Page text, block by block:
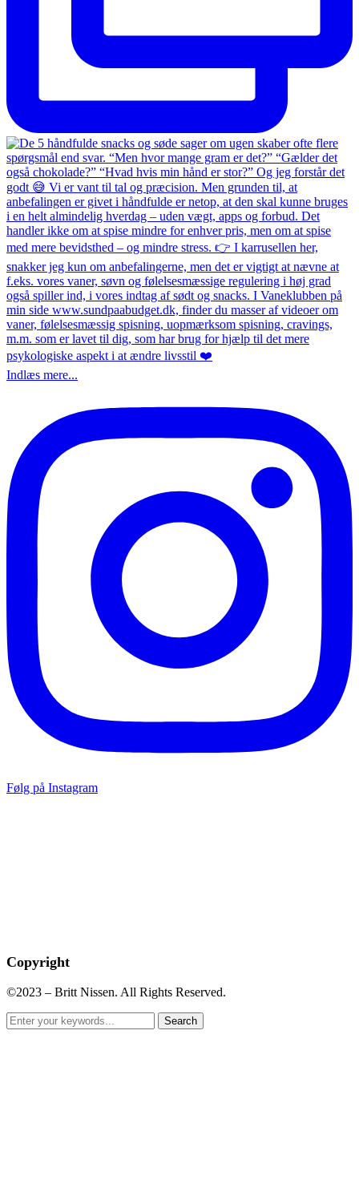
Indlæs mere...
Følg på Instagram
Copyright
©2023 – Britt Nissen. All Rights Reserved.